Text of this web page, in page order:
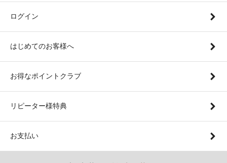
ログイン
はじめてのお客様へ
お得なポイントクラブ
リピーター様特典
お支払い